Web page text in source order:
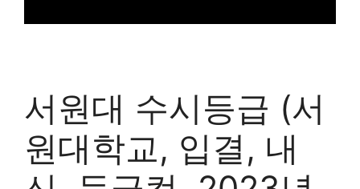
서원대 수시등급 (서
원대학교, 입결, 내